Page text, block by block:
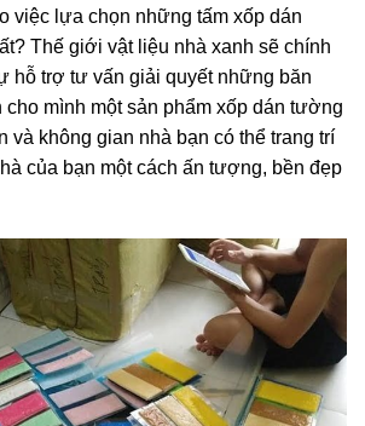
việc lựa chọn những tấm xốp dán
Thế giới vật liệu nhà xanh sẽ chính
hỗ trợ tư vấn giải quyết những băn
cho mình một sản phẩm xốp dán tường
và không gian nhà bạn có thể trang trí
của bạn một cách ấn tượng, bền đẹp